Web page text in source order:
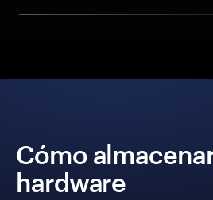
Cómo
hardware